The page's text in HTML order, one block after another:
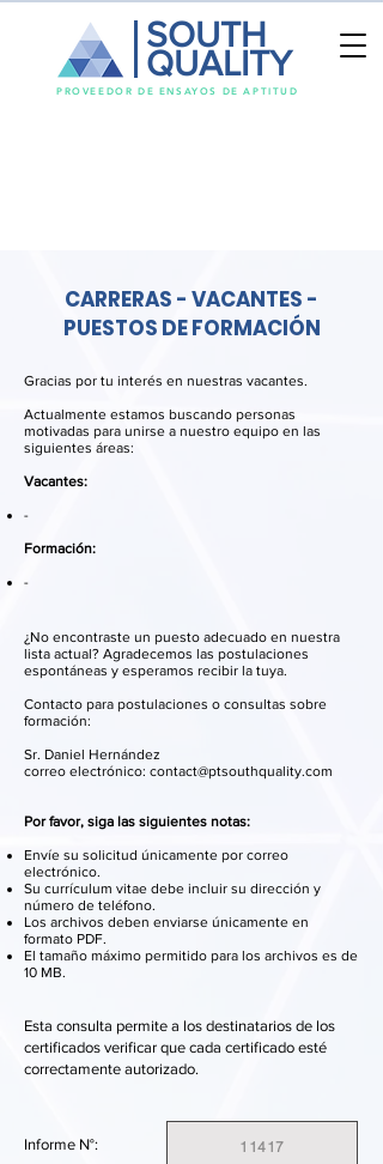
PROVEEDOR DE ENSAYOS DE APTITUD
SOUTH
QUALITY
CARRERAS - VACANTES -
PUESTOS DE FORMACIÓN
Gracias por tu interés en nuestras vacantes.
Actualmente estamos buscando personas
motivadas para unirse a nuestro equipo en las
siguientes áreas:
Vacantes:
-
Formación:
-
¿No encontraste un puesto adecuado en nuestra
lista actual? Agradecemos las postulaciones
espontáneas y esperamos recibir la tuya.
Contacto para postulaciones o consultas sobre
formación:
Sr. Daniel Hernández
correo electrónico: contact@ptsouthquality.com
Por favor, siga las siguientes notas:
Envíe su solicitud únicamente por correo
electrónico.
Su currículum vitae debe incluir su dirección y
número de teléfono.
Los archivos deben enviarse únicamente en
formato PDF.
El tamaño máximo permitido para los archivos es de
10 MB.
Esta consulta permite a los destinatarios de los
certificados verificar que cada certificado esté
correctamente autorizado.
Informe N°: 11417